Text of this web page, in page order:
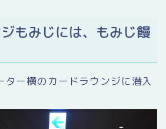
もみじには、もみじ饅
ター横のカードラウンジに潜入